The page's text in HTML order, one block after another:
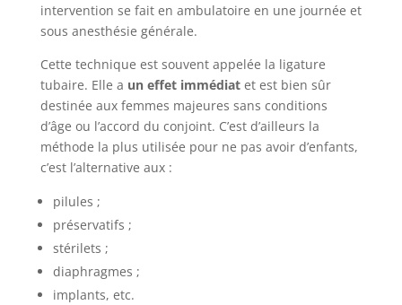
intervention se fait en ambulatoire en une journée et
sous anesthésie générale.
Cette technique est souvent appelée la ligature
tubaire. Elle a un effet immédiatet est bien sûr
destinée aux femmes majeures sans conditions
d’âge ou l’accord du conjoint. C’est d’ailleurs la
méthode la plus utilisée pour ne pas avoir d’enfants,
c’est l’alternative aux :
pilules ;
préservatifs ;
stérilets ;
diaphragmes ;
implants, etc.